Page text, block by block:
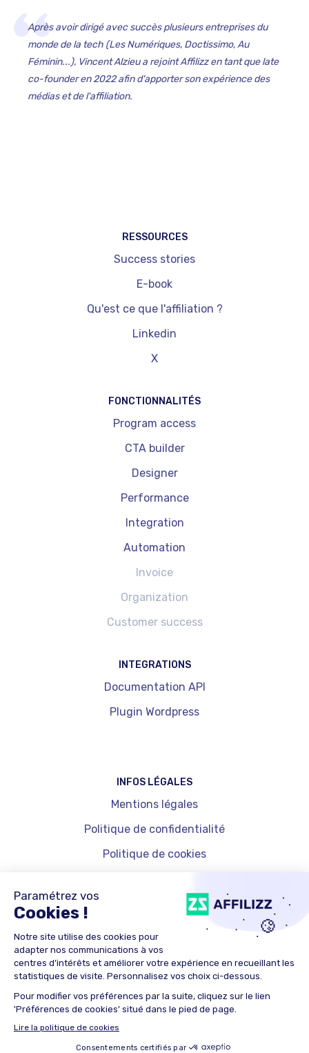
Après avoir dirigé avec succès plusieurs entreprises du
monde de la tech (Les Numériques, Doctissimo, Au
Féminin...), Vincent Alzieu a rejoint Affilizz en tant que late
co-founder en 2022 afin d'apporter son expérience des
médias et de l'affiliation.‍
RESSOURCES
Success stories
E-book
Qu'est ce que l'affiliation ?
Linkedin
X
FONCTIONNALITÉS
Program access
CTA builder
Designer
Performance
Integration
Automation
Invoice
Organization
Customer success
INTEGRATIONS
Documentation API
Plugin Wordpress
INFOS LÉGALES
Mentions légales
Politique de confidentialité
Politique de cookies